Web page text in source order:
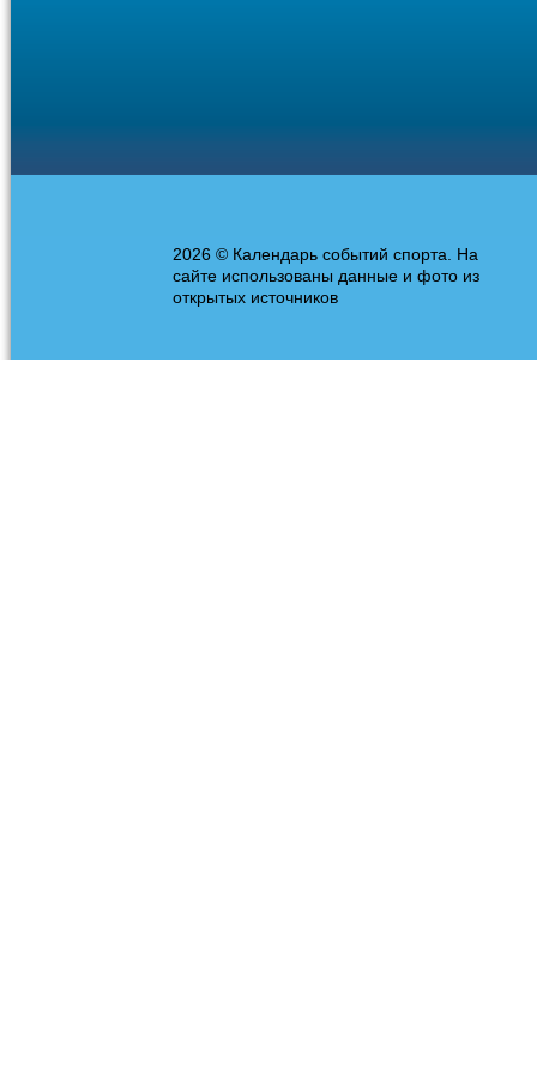
2026 © Календарь событий спорта. На
сайте использованы данные и фото из
открытых источников